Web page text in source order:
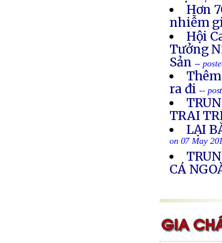
Hơn
nhiễm
Hội
Tưởng
Sản --
ra đi --
TRAI
LẠI
on 07 May
CÁ